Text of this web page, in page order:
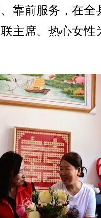
靠前服务，在全
主席、热心女性